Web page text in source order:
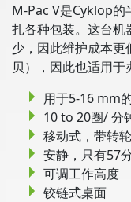
M-Pac V是Cyklop的
扎各种包装。这台机
少，因此维护成本
贝），因此也适用于
用于5-16 mm
10 to 20圈/ 分
移动式，带转轮
安静，只有57
可调工作高度
铰链式桌面